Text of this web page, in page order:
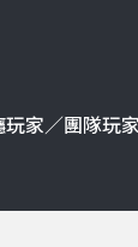
家／團隊玩